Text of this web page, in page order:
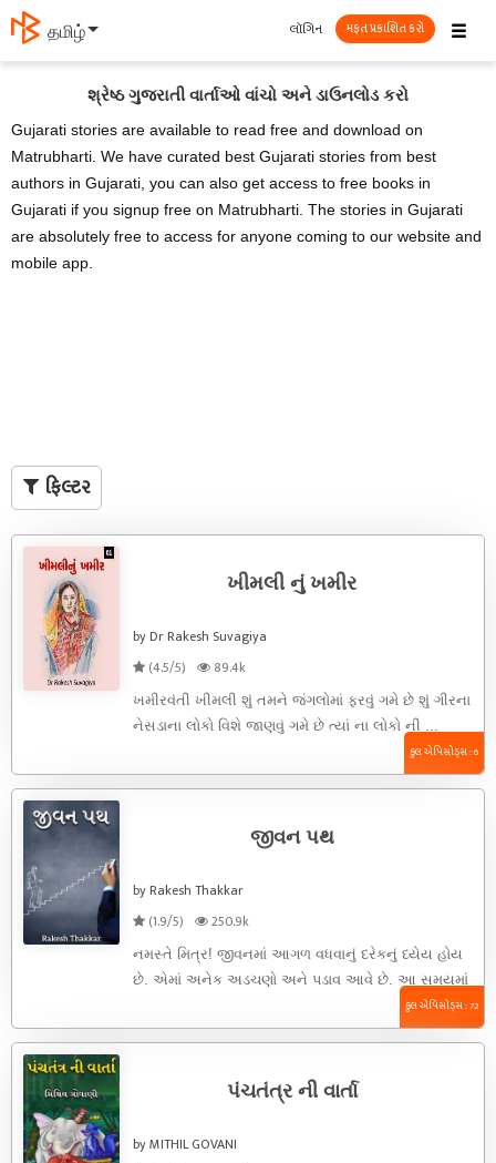
தமிழ் ☰
લૉગિન મફત પ્રકાશિત કરો
શ્રેષ્ઠ ગુજરાતી વાર્તાઓ વાંચો અને ડાઉનલોડ કરો
Gujarati stories are available to read free and download on
Matrubharti. We have curated best Gujarati stories from best
authors in Gujarati, you can also get access to free books in
Gujarati if you signup free on Matrubharti. The stories in Gujarati
are absolutely free to access for anyone coming to our website and
mobile app.
ફિલ્ટર
ખીમલી નું ખમીર
by Dr Rakesh Suvagiya
(4.5/5)
89.4k
ખમીરવંતી ખીમલી શું તમને જંગલોમાં ફરવું ગમે છે શું ગીરના
નેસડાના લોકો વિશે જાણવું ગમે છે ત્યાં ના લોકો ની ...
કુલ એપિસોડ્સ : 6
જીવન પથ
by Rakesh Thakkar
(1.9/5)
250.9k
નમસ્તે મિત્ર! જીવનમાં આગળ વધવાનું દરેકનું ધ્યેય હોય
છે. એમાં અનેક અડચણો અને પડાવ આવે છે. આ સમયમાં
કુલ એપિસોડ્સ : 72
પંચતંત્ર ની વાર્તા
by MITHIL GOVANI